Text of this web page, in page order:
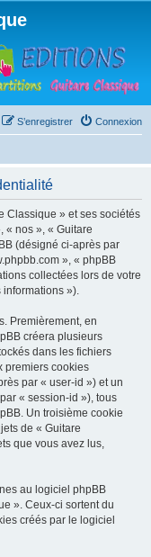
Connexion
S’enregistrer
Classique » et ses sociétés
« nos », « Guitare
(désigné ci-après par
», « phpBB
collectées lors de votre
»).
Premièrement, en
créera plusieurs
dans les fichiers
premiers cookies
par « user-id ») et un
« session-id »), tous
Un troisième cookie
de « Guitare
que vous avez lus,
au logiciel phpBB
». Ceux-ci sortent du
créés par le logiciel